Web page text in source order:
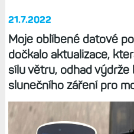
21.7.2022
Moje oblíbené datové
dočkalo aktualizace,
sílu větru, odhad
slunečního záření pro